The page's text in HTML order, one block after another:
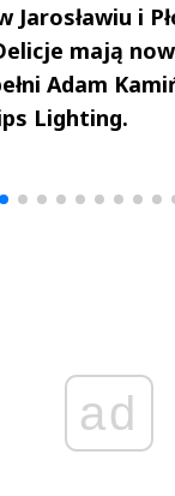
i
mają
Adam
Lighting.
ad